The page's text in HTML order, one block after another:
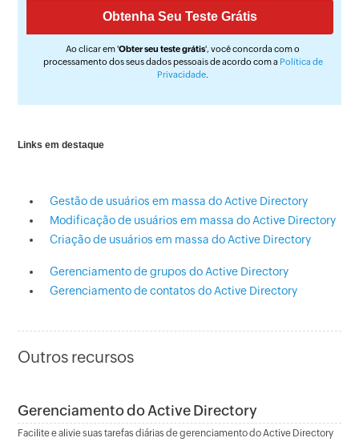
Ao clicar em 'Obter seu teste grátis', você concorda com o
processamento dos seus dados pessoais de acordo com a Política de
Privacidade
Links em destaque
Gestão de usuários em massa do Active Directory
Modificação de usuários em massa do Active Directory
Criação de usuários em massa do Active Directory
Gerenciamento de grupos do Active Directory
Gerenciamento de contatos do Active Directory
Outros recursos
Gerenciamento do Active Directory
Facilite e alivie suas tarefas diárias de gerenciamento do Active Directory